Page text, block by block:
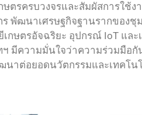
ตรครบวงจรและสัมผัสการใช้ง
พัฒนาเศรษฐกิจฐานรากของชุ
กษตรอัจฉริยะ อุปกรณ์ IoT และ
ฯ มีความมั่นใจว่าความร่วมมือ
นาต่อยอดนวัตกรรมและเทคโน